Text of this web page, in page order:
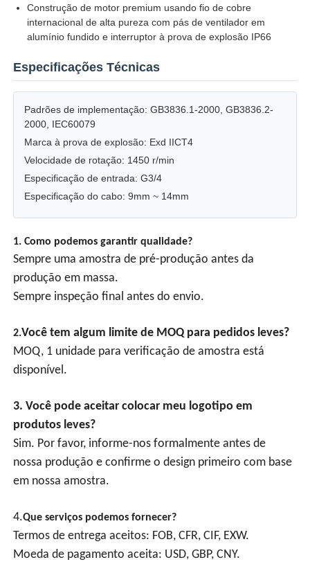
Caixa à prova de explosão
interruptor à prova de explosão
Glândulas de cabo à prova de explosão
tomada e soquete à prova de explosões
Construção de motor premium usando fio de cobre
internacional de alta pureza com pás de ventilador em
alumínio fundido e interruptor à prova de explosão IP66
Especificações Técnicas
Padrões de implementação: GB3836.1-2000, GB3836.2-
2000, IEC60079
Marca à prova de explosão: Exd IICT4
Velocidade de rotação: 1450 r/min
Especificação de entrada: G3/4
Especificação do cabo: 9mm ~ 14mm
1. Como podemos garantir qualidade?
Sempre uma amostra de pré-produção antes da
produção em massa.
Sempre inspeção final antes do envio.
2.Você tem algum limite de MOQ para pedidos leves?
MOQ, 1 unidade para verificação de amostra está
disponível.
3. Você pode aceitar colocar meu logotipo em
produtos leves?
Sim. Por favor, informe-nos formalmente antes de
nossa produção e confirme o design primeiro com base
em nossa amostra.
4.Que serviços podemos fornecer?
Termos de entrega aceitos: FOB, CFR, CIF, EXW.
Moeda de pagamento aceita: USD, GBP, CNY.